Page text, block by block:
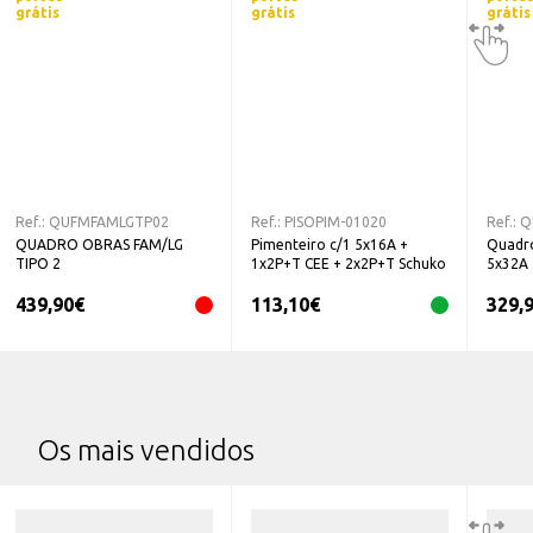
grátis
Ref.: QUFMFAMLGTP02
QUADRO OBRAS FAM/LG
TIPO 2
439,90€
grátis
Ref.: PISOPIM-01020
Pimenteiro c/1 5x16A +
1x2P+T CEE + 2x2P+T Schuko
113,10€
grátis
Ref.:
5x32A
Os mais vendidos